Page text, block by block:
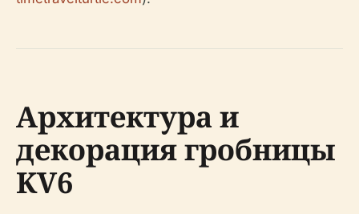
Архитектура и
декорация гробницы
KV6